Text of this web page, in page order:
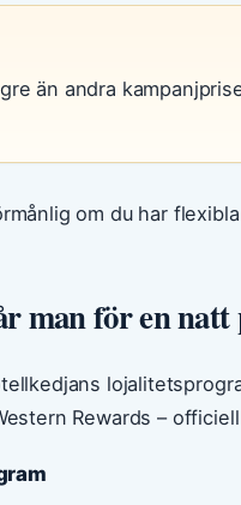
än andra
om du har
man för en natt
Rewards –